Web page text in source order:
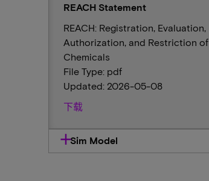
REACH Statement
REACH: Registration, Evaluation,
Authorization, and Restriction of
Chemicals
File Type: pdf
Updated: 2026-05-08
下载
Sim Model